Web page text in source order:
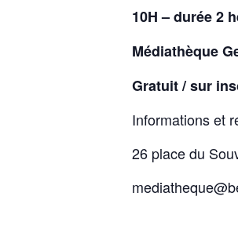
10H– durée 2
Médiathèque
Gratuit / sur
Informations et
26 place du